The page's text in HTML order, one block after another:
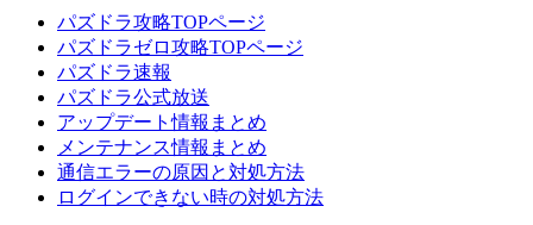
パズドラ攻略TOPページ
パズドラゼロ攻略TOPページ
パズドラ速報
パズドラ公式放送
アップデート情報まとめ
メンテナンス情報まとめ
通信エラーの原因と対処方法
ログインできない時の対処方法